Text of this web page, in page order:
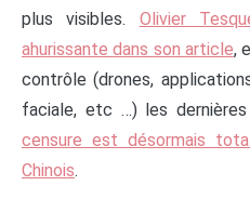
plus visibles. Olivier
ahurissante dans son article,
contrôle (drones,
faciale, etc …) les
censure est désormais
Chinois.